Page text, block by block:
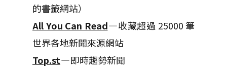
的書籤網站）
All You Can Read— 收藏超過 25000 筆
世界各地新聞來源網站
Top.st— 即時趨勢新聞